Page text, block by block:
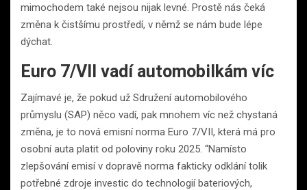
mimochodem také nejsou nijak levné. Prostě nás čeká
změna k čistšímu prostředí, v němž se nám bude lépe
dýchat.
Euro 7/VII vadí automobilkám víc
Zajímavé je, že pokud už Sdružení automobilového
průmyslu (SAP) něco vadí, pak mnohem víc než chystaná
změna, je to nová emisní norma Euro 7/VII, která má pro
osobní auta platit od poloviny roku 2025. “Namísto
zlepšování emisí v dopravě norma fakticky odklání tolik
potřebné zdroje investic do technologií bateriových,